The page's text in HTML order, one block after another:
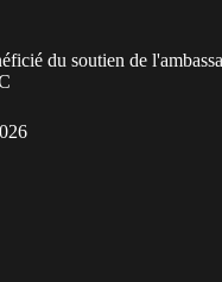
du soutien de